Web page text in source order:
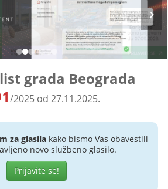
grada Beograda
/2025 od 27.11.2025.
za glasilakako bismo Vas obavestili
novo službeno glasilo.
Prijavite se!